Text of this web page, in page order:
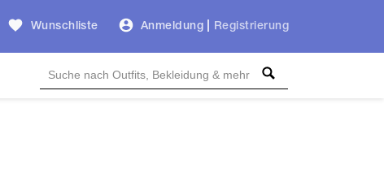
Wunschliste Anmeldung Registrierung